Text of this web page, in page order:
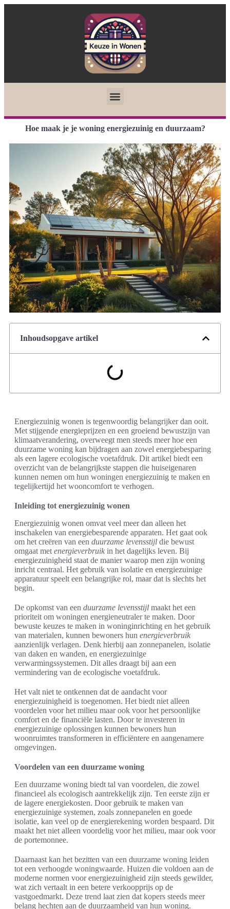
Hoe maak je je woning energiezuinig en duurzaam?
Inhoudsopgave artikel
Energiezuinig wonen is tegenwoordig belangrijker dan ooit.
Met stijgende energieprijzen en een groeiend bewustzijn van
klimaatverandering, overweegt men steeds meer hoe een
duurzame woning kan bijdragen aan zowel energiebesparing
als een lagere ecologische voetafdruk. Dit artikel biedt een
overzicht van de belangrijkste stappen die huiseigenaren
kunnen nemen om hun woningen energiezuinig te maken en
tegelijkertijd het wooncomfort te verhogen.
Inleiding tot energiezuinig wonen
Energiezuinig wonen omvat veel meer dan alleen het
inschakelen van energiebesparende apparaten. Het gaat ook
om het creëren van een duurzame levensstijl die bewust
omgaat met energieverbruik in het dagelijks leven. Bij
energiezuinigheid staat de manier waarop men zijn woning
inricht centraal. Het gebruik van isolatie en energiezuinige
apparatuur speelt een belangrijke rol, maar dat is slechts het
begin.
De opkomst van een duurzame levensstijl maakt het een
prioriteit om woningen energieneutraler te maken. Door
bewuste keuzes te maken in woninginrichting en het gebruik
van materialen, kunnen bewoners hun energieverbruik
aanzienlijk verlagen. Denk hierbij aan zonnepanelen, isolatie
van daken en wanden, en energiezuinige
verwarmingssystemen. Dit alles draagt bij aan een
vermindering van de ecologische voetafdruk.
Het valt niet te ontkennen dat de aandacht voor
energiezuinigheid is toegenomen. Het biedt niet alleen
voordelen voor het milieu maar ook voor het persoonlijke
comfort en de financiële lasten. Door te investeren in
energiezuinige oplossingen kunnen bewoners hun
woonruimtes transformeren in efficiëntere en aangenamere
omgevingen.
Voordelen van een duurzame woning
Een duurzame woning biedt tal van voordelen, die zowel
financieel als ecologisch aantrekkelijk zijn. Ten eerste zijn er
de lagere energiekosten. Door gebruik te maken van
energiezuinige systemen, zoals zonnepanelen en goede
isolatie, kan veel op de energierekening worden bespaard. Dit
maakt het niet alleen voordelig voor het milieu, maar ook voor
de portemonnee.
Daarnaast kan het bezitten van een duurzame woning leiden
tot een verhoogde woningwaarde. Huizen die voldoen aan de
moderne normen voor energiezuinigheid zijn steeds gewilder,
wat zich vertaalt in een betere verkoopprijs op de
vastgoedmarkt. Deze trend laat zien dat kopers steeds meer
belang hechten aan de duurzaamheid van hun woning.